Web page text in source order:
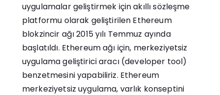
uygulamalar geliştirmek için akıllı sözleşme
platformu olarak geliştirilen Ethereum
blokzincir ağı 2015 yılı Temmuz ayında
başlatıldı. Ethereum ağı için, merkeziyetsiz
uygulama geliştirici aracı (developer tool)
benzetmesini yapabiliriz. Ethereum
merkeziyetsiz uygulama, varlık konseptini